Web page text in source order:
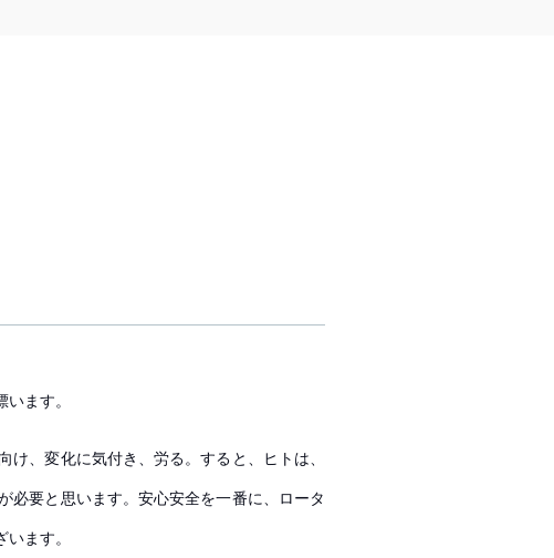
ます。
、変化に気付き、労る。すると、ヒトは、
必要と思います。安心安全を一番に、ロータ
ます。